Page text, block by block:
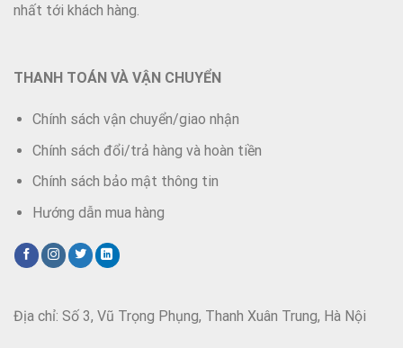
nhất tới khách hàng.
Địa chỉ: Số 3, Vũ Trọng Phụng, Thanh Xuân Trung, Hà Nội
THANH TOÁN VÀ VẬN CHUYỂN
Chính sách vận chuyển/giao nhận
Chính sách đổi/trả hàng và hoàn tiền
Chính sách bảo mật thông tin
Hướng dẫn mua hàng